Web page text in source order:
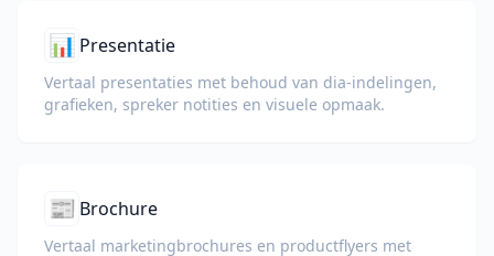
📊 Presentatie
Vertaal presentaties met behoud van dia-indelingen,
grafieken, spreker notities en visuele opmaak.
📰 Brochure
Vertaal marketingbrochures en productflyers met